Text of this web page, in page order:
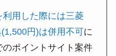
用した際には三菱
円)は併用不可に
ポイントサイト案件